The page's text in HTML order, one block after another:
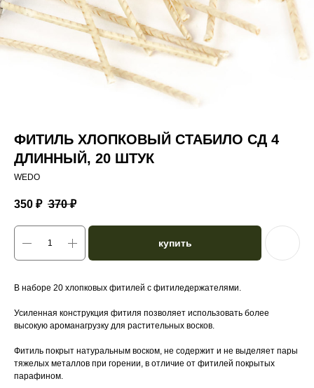
ФИТИЛЬ ХЛОПКОВЫЙ СТАБИЛО СД 4
ДЛИННЫЙ, 20 ШТУК
WEDO
350 ₽ 370 ₽
купить
В наборе 20 хлопковых фитилей с фитиледержателями.
Усиленная конструкция фитиля позволяет использовать более
высокую ароманагрузку для растительных восков.
Фитиль покрыт натуральным воском, не содержит и не выделяет пары
тяжелых металлов при горении, в отличие от фитилей покрытых
парафином.